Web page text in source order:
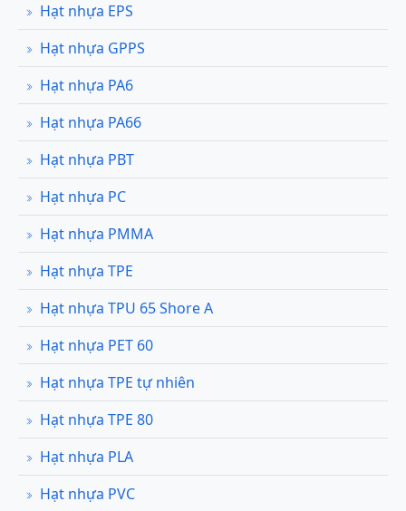
Hạt nhựa EPS
Hạt nhựa GPPS
Hạt nhựa PA6
Hạt nhựa PA66
Hạt nhựa PBT
Hạt nhựa PC
Hạt nhựa PMMA
Hạt nhựa TPE
Hạt nhựa TPU 65 Shore A
Hạt nhựa PET 60
Hạt nhựa TPE tự nhiên
Hạt nhựa TPE 80
Hạt nhựa PLA
Hạt nhựa PVC